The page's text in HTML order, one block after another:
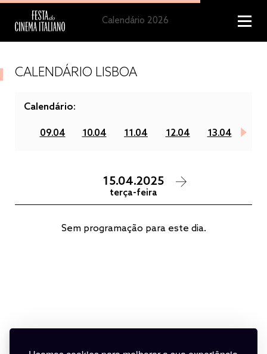
Calendário 2026
CALENDÁRIO LISBOA
Calendário:
09.04 10.04 11.04 12.04 13.04
terça-feira
15.04.2025
Sem programação para este dia.